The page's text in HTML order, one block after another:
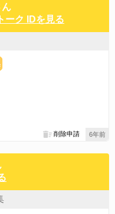
ん
ーク IDを見る
6年前
削除申請